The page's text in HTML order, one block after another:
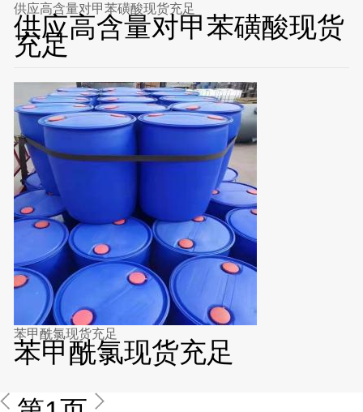
供应高含量对甲苯磺酸现货充足
供应高含量对甲苯磺酸现货
充足
苯甲酰氯现货充足
苯甲酰氯现货充足